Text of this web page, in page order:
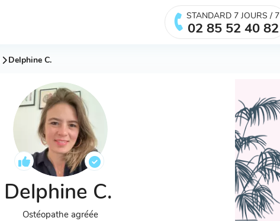
STANDARD 7 JOURS / 7
02 85 52 40 82
Delphine C.
Delphine C.
Ostéopathe agréée